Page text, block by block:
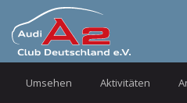
Umsehen Aktivitäten